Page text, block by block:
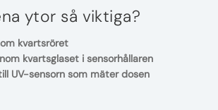
ytor så viktiga?
kvartsröret
kvartsglaset i sensorhållaren
UV-sensorn som mäter dosen